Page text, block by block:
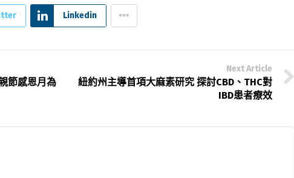
Linkedin
節感恩月為
Next Article
紐約州主導首項大麻素研究 探討CBD、THC對
IBD患者療效